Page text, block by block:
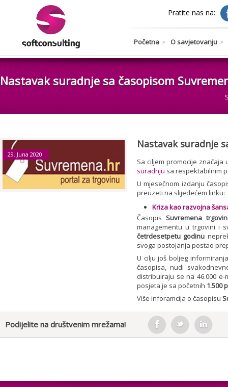
Pratite nas na:
Početna O savjetovanju
Nastavak suradnje sa časopisom
29. Juna 2020.
Nastavak suradnje
Sa ciljem promocije
suradnju sa respektabilnim
U mjesečnom izdanju
preuzeti na slijedećem linku:
Kriza kao razvojna
Časopis Suvremena
managementu u trgovini i
četrdesetpetu godinu
svoga postojanja postao
U cilju još boljeg
časopisa, nudi
distribuiraju se na 46.000
posjeta je sa početnih 1.500
Više inforamcija o časopisu
Podijelite na društvenim mrežama!